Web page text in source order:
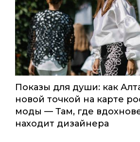
Показы для души: как
новой точкой на карте
моды — Там, где
находит дизайнера